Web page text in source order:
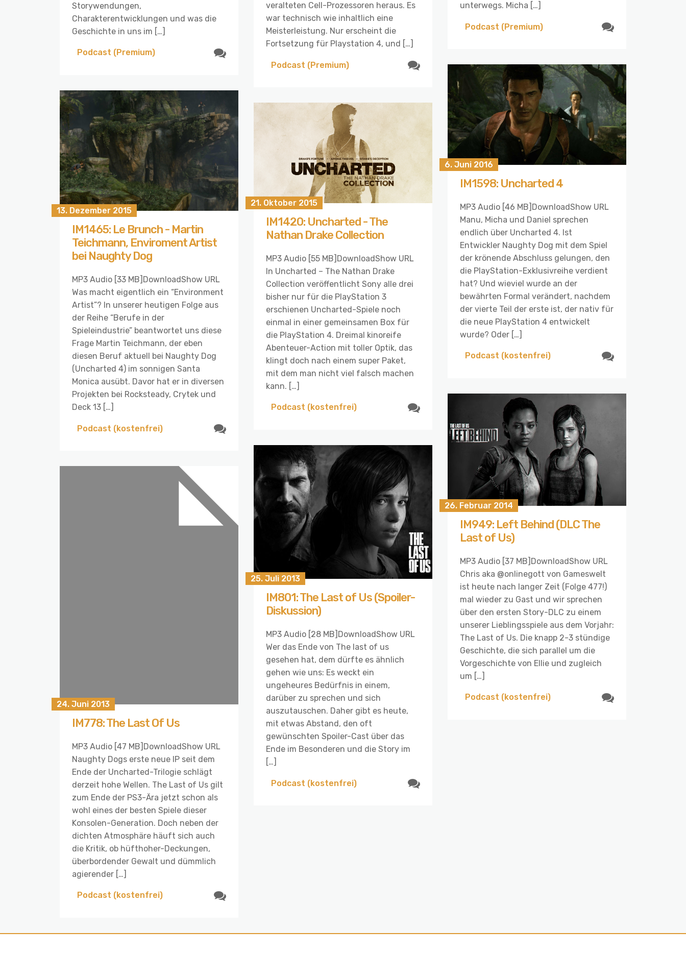
Storywendungen,
Charakterentwicklungen und was die
Geschichte in uns im […]
Podcast (Premium)
veralteten Cell-Prozessoren heraus. Es
war technisch wie inhaltlich eine
Meisterleistung. Nur erscheint die
Fortsetzung für Playstation 4, und […]
Podcast (Premium)
unterwegs. Micha […]
Podcast (Premium)
6. Juni 2016
IM1598: Uncharted 4
MP3 Audio [46 MB]DownloadShow URL
Manu, Micha und Daniel sprechen
endlich über Uncharted 4. Ist
Entwickler Naughty Dog mit dem Spiel
der krönende Abschluss gelungen, den
die PlayStation-Exklusivreihe verdient
hat? Und wieviel wurde an der
bewährten Formal verändert, nachdem
der vierte Teil der erste ist, der nativ für
die neue PlayStation 4 entwickelt
wurde? Oder […]
Podcast (kostenfrei)
13. Dezember 2015
IM1465: Le Brunch - Martin
Teichmann, Enviroment Artist
bei Naughty Dog
MP3 Audio [33 MB]DownloadShow URL
Was macht eigentlich ein “Environment
Artist”? In unserer heutigen Folge aus
der Reihe “Berufe in der
Spieleindustrie” beantwortet uns diese
Frage Martin Teichmann, der eben
diesen Beruf aktuell bei Naughty Dog
(Uncharted 4) im sonnigen Santa
Monica ausübt. Davor hat er in diversen
Projekten bei Rocksteady, Crytek und
Deck 13 […]
Podcast (kostenfrei)
21. Oktober 2015
IM1420: Uncharted - The
Nathan Drake Collection
MP3 Audio [55 MB]DownloadShow URL
In Uncharted – The Nathan Drake
Collection veröffentlicht Sony alle drei
bisher nur für die PlayStation 3
erschienen Uncharted-Spiele noch
einmal in einer gemeinsamen Box für
die PlayStation 4. Dreimal kinoreife
Abenteuer-Action mit toller Optik, das
klingt doch nach einem super Paket,
mit dem man nicht viel falsch machen
kann. […]
Podcast (kostenfrei)
26. Februar 2014
IM949: Left Behind (DLC The
Last of Us)
MP3 Audio [37 MB]DownloadShow URL
Chris aka @onlinegott von Gameswelt
ist heute nach langer Zeit (Folge 477!)
mal wieder zu Gast und wir sprechen
über den ersten Story-DLC zu einem
unserer Lieblingsspiele aus dem Vorjahr:
The Last of Us. Die knapp 2-3 stündige
Geschichte, die sich parallel um die
Vorgeschichte von Ellie und zugleich
um […]
Podcast (kostenfrei)
25. Juli 2013
IM801: The Last of Us (Spoiler-
Diskussion)
MP3 Audio [28 MB]DownloadShow URL
Wer das Ende von The last of us
gesehen hat, dem dürfte es ähnlich
gehen wie uns: Es weckt ein
ungeheures Bedürfnis in einem,
darüber zu sprechen und sich
auszutauschen. Daher gibt es heute,
mit etwas Abstand, den oft
gewünschten Spoiler-Cast über das
Ende im Besonderen und die Story im
[…]
Podcast (kostenfrei)
24. Juni 2013
IM778: The Last Of Us
MP3 Audio [47 MB]DownloadShow URL
Naughty Dogs erste neue IP seit dem
Ende der Uncharted-Trilogie schlägt
derzeit hohe Wellen. The Last of Us gilt
zum Ende der PS3-Ära jetzt schon als
wohl eines der besten Spiele dieser
Konsolen-Generation. Doch neben der
dichten Atmosphäre häuft sich auch
die Kritik, ob hüfthoher-Deckungen,
überbordender Gewalt und dümmlich
agierender […]
Podcast (kostenfrei)